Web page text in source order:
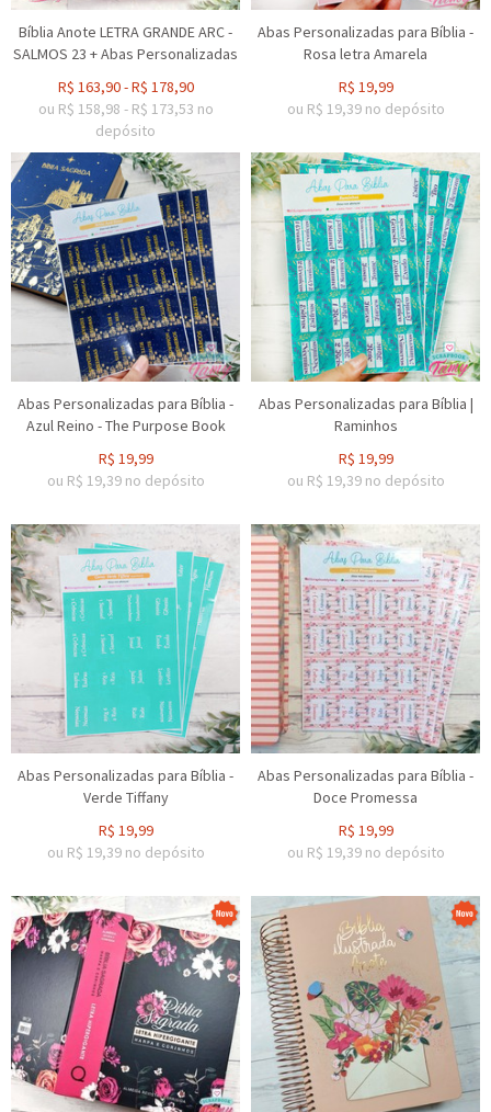
Bíblia Anote LETRA GRANDE ARC -
SALMOS 23 + Abas Personalizadas
R$ 163,90-R$ 178,90
ou R$ 158,98 - R$ 173,53 no
depósito
Abas Personalizadas para Bíblia -
Rosa letra Amarela
R$ 19,99
ou R$ 19,39 no depósito
Abas Personalizadas para Bíblia -
Azul Reino - The Purpose Book
R$ 19,99
ou R$ 19,39 no depósito
Abas Personalizadas para Bíblia |
Raminhos
R$ 19,99
ou R$ 19,39 no depósito
Abas Personalizadas para Bíblia -
Verde Tiffany
R$ 19,99
ou R$ 19,39 no depósito
Abas Personalizadas para Bíblia -
Doce Promessa
R$ 19,99
ou R$ 19,39 no depósito